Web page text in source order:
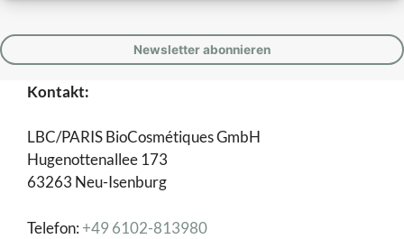
Kontakt:
LBC/PARIS BioCosmétiques GmbH
Hugenottenallee 173
63263 Neu-Isenburg
Telefon: +49 6102-813980